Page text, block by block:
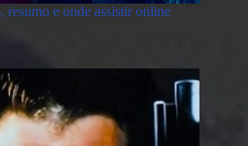
e onde assistir online